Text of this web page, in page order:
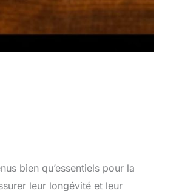
bien qu’essentiels pour la
leur longévité et leur